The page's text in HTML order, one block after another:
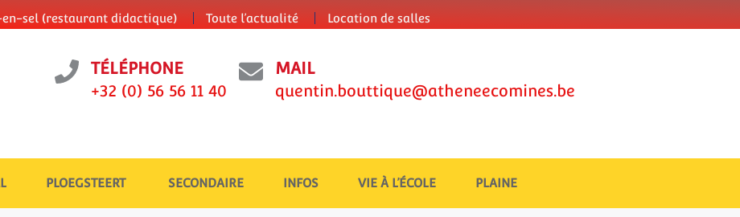
sel (restaurant didactique) Toute l’actualité Location de salles
TÉLÉPHONE
+32 (0) 56 56 11 40
MAIL
quentin.bouttique@atheneecomines.be
PLOEGSTEERT SECONDAIRE INFOS VIE À L’ÉCOLE PLAINE